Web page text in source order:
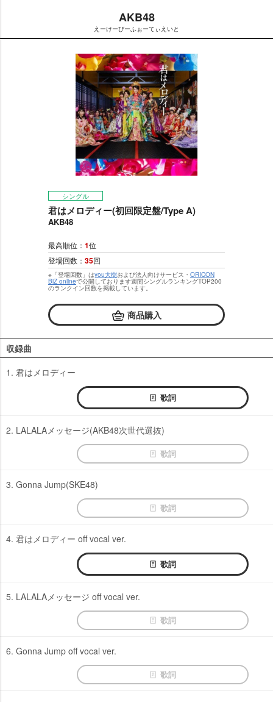
t
e
AKB48
えーけーびーふぉーてぃえいと
シングル
君はメロディー(初回限定盤/Type A)
AKB48
最高順位： 1位
登場回数： 35回
※「登場回数」はyou大樹および法人向けサービス・ ORICON
BiZ onlineで公開しております週間シングルランキングTOP200
のランクイン回数を掲載しています。
商品購入
収録曲
1. 君はメロディー
歌詞
2. LALALAメッセージ(AKB48次世代選抜)
歌詞
3. Gonna Jump(SKE48)
歌詞
4. 君はメロディー off vocal ver.
歌詞
5. LALALAメッセージ off vocal ver.
歌詞
6. Gonna Jump off vocal ver.
歌詞